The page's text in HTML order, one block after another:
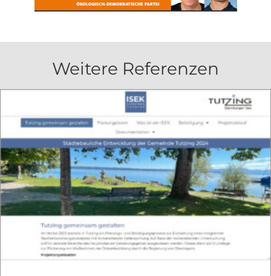
Weitere Referenzen